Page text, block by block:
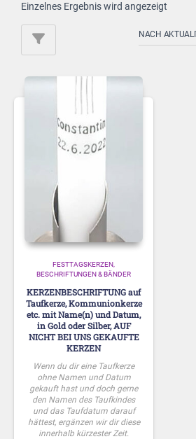
Einzelnes Ergebnis wird angezeigt
FESTTAGSKERZEN
BESCHRIFTUNGEN & BÄNDER
KERZENBESCHRIFTUNG auf
Taufkerze, Kommunionkerze
etc. mit Name(n) und Datum,
in Gold oder Silber, AUF
NICHT BEI UNS GEKAUFTE
KERZEN
Wenn du dir eine Taufkerze
ohne Namen und Datum
gekauft hast und doch gerne
den Namen des Taufkindes
und das Taufdatum darauf
hättest, ergänzen wir dir diese
innerhalb kürzester Zeit.